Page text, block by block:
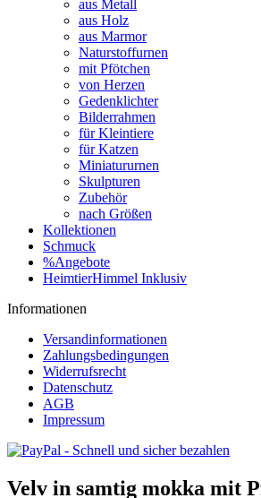
aus Metall
aus Holz
aus Marmor
Naturstoffurnen
mit Pfötchen
von Herzen
Gedenklichter
Bilderrahmen
für Kleintiere
für Katzen
Miniatururnen
Skulpturen
Zubehör
nach Größen
Kollektionen
Schmuck
%Angebote
HeimtierHimmel Inklusiv
Informationen
Versandinformationen
Zahlungsbedingungen
Widerrufsrecht
Datenschutz
AGB
Impressum
Velv in samtig mokka mit